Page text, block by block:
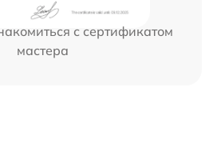
с сертификатом
мастера